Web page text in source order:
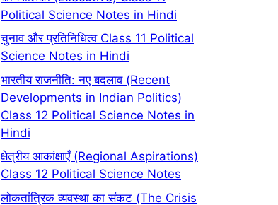
Political Science Notes in Hindi
चुनाव और प्रतिनिधित्व Class 11 Political
Science Notes in Hindi
भारतीय राजनीति: नए बदलाव (Recent
Developments in Indian Politics)
Class 12 Political Science Notes in
Hindi
क्षेत्रीय आकांक्षाएँ (Regional Aspirations)
Class 12 Political Science Notes
लोकतांत्रिक व्यवस्था का संकट (The Crisis